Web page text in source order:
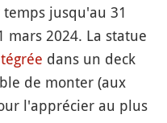
jusqu'au 31
mars 2024. La statue
dans un deck
de monter (aux
l'apprécier au plus